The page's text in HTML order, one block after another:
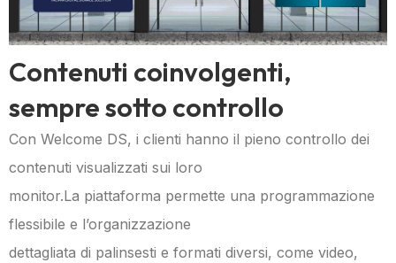
Contenuti coinvolgenti,
sempre sotto controllo
Con Welcome DS, i clienti hanno il pieno controllo dei
contenuti visualizzati sui loro
monitor.La piattaforma permette una programmazione
flessibile e l’organizzazione
dettagliata di palinsesti e formati diversi, come video,